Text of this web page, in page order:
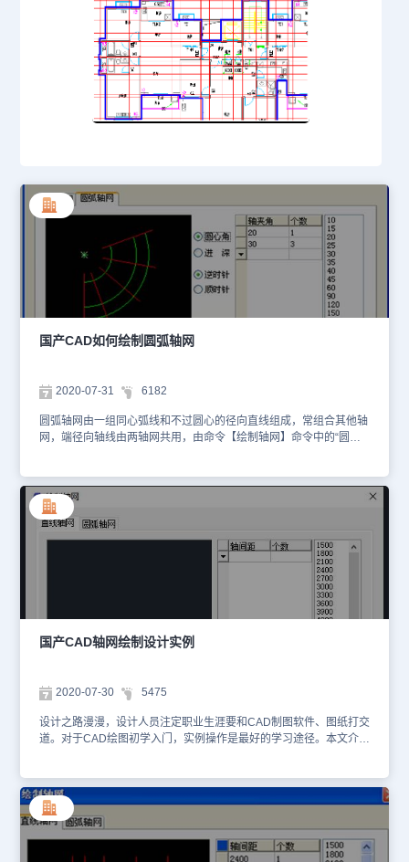
国产CAD如何绘制圆弧轴网
2020-07-31 6182
圆弧轴网由一组同心弧线和不过圆心的径向直线组成，常组合其他轴
网，端径向轴线由两轴网共用，由命令【绘制轴网】命令中的“圆弧
轴网菜单命令后，显示【绘制轴网】对话框，在其中单击“圆弧轴网”
标签，输入进深的对话框如下： 输入圆心角的对话框显示如下： 通
过CAD教程-国产CAD轴网绘制如何绘制圆弧轴网可以看到，在绘制
轴网界面，通过切换圆弧轴网来进入圆弧轴网的绘制界面。通过这个
界面可以绘制。感谢你阅读本文，国产CAD可以从浩辰官网进行
国产CAD轴网绘制设计实例
2020-07-30 5475
设计之路漫漫，设计人员注定职业生涯要和CAD制图软件、图纸打交
道。对于CAD绘图初学入门，实例操作是最好的学习途径。本文介绍
4*6000，3600，2400 左进深键入： 4200，3300，4200 右进深与
左进深同，不必输入正交直线轴网，夹角为90度： 以上就是本文内
容国产CAD轴网绘制设计实例，浩辰CAD绘图软件提供了丰富的控
制参数设置，可以灵活运用提高画图效率。感谢你阅读本文，CAD绘
图软件可以从浩辰官网进行CAD下载。